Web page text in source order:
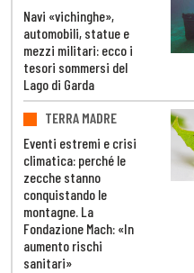
Navi «vichinghe»,
automobili, statue e
mezzi militari: ecco i
tesori sommersi del
Lago di Garda
TERRA MADRE
Eventi estremi e crisi
climatica: perché le
zecche stanno
conquistando le
montagne. La
Fondazione Mach: «In
aumento rischi
sanitari»